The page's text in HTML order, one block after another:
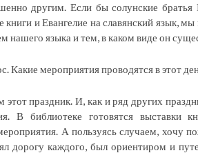
другим. Если бы солунские
книги и Евангелие на славянский язык,
нашего языка и тем, в каком виде он
Какие мероприятия проводятся в этот
праздник. И, как и ряд других
В библиотеке готовятся выставки
А пользуясь случаем, хочу
дорогу каждого, был ориентиром и